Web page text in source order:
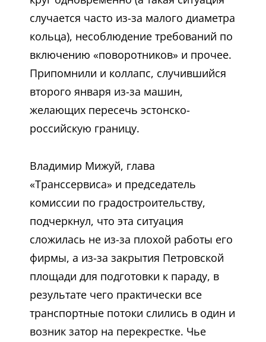
случается часто из-за малого диаметра
кольца), несоблюдение требований по
включению «поворотников» и прочее.
Припомнили и коллапс, случившийся
второго января из-за машин,
желающих пересечь эстонско-
российскую границу.
Владимир Мижуй, глава
«Транссервиса» и председатель
комиссии по градостроительству,
подчеркнул, что эта ситуация
сложилась не из-за плохой работы его
фирмы, а из-за закрытия Петровской
площади для подготовки к параду, в
результате чего практически все
транспортные потоки слились в один и
возник затор на перекрестке. Чье